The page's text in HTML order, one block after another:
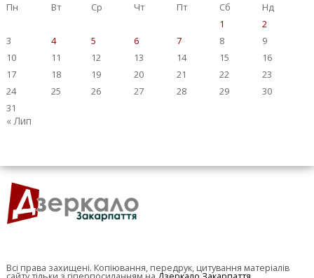
Пн
Вт Ср Чт Пт Сб
Нд
1
2
3
4 5 6 7 8
9
10
11 12 13 14 15
16
17
18 19 20 21 22
23
24
25 26 27 28 29
30
31
« Лип
Всі права захищені. Копіювання, передрук, цитування матеріалів